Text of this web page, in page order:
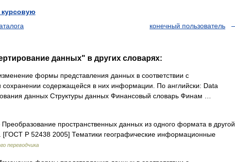
конечный пользователь
данных" в других словарях:
формы представления данных в соответствии с
содержащейся в них информации. По английски: Data
данных Структуры данных Финансовый словарь Финам …
пространственных данных из одного формата в другой
[ГОСТ Р 52438 2005] Тематики географические информационные
переводчика